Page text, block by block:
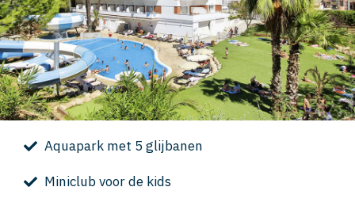
Aquapark met 5 glijbanen
Miniclub voor de kids